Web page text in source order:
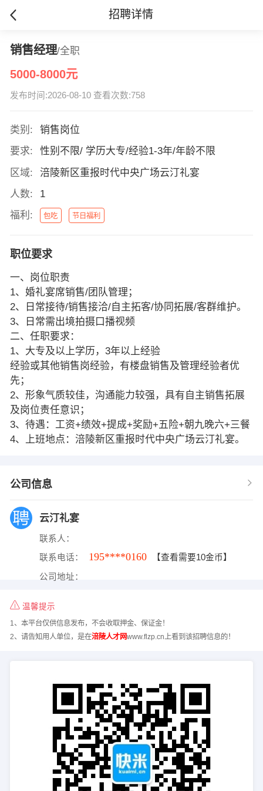
招聘详情
销售经理/全职
5000-8000元
发布时间:2026-08-10 查看次数:758
类别:
销售岗位
要求:
性别不限/ 学历大专/经验1-3年/年龄不限
区域:
涪陵新区重报时代中央广场云汀礼宴
人数:
1
福利:
包吃 节日福利
职位要求
一、岗位职责
1、婚礼宴席销售/团队管理；
2、日常接待/销售接洽/自主拓客/协同拓展/客群维护。
3、日常需出境拍摄口播视频
二、任职要求：
1、大专及以上学历，3年以上经验
经验或其他销售岗经验，有楼盘销售及管理经验者优
先；
2、形象气质较佳，沟通能力较强，具有自主销售拓展
及岗位责任意识；
3、待遇：工资+绩效+提成+奖励+五险+朝九晚六+三餐
4、上班地点：涪陵新区重报时代中央广场云汀礼宴。
公司信息
云汀礼宴
联系人：
联系电话： 195****0160 【查看需要10金币】
公司地址：
温馨提示
1、本平台仅供信息发布，不会收取押金、保证金！
2、请告知用人单位，是在涪陵人才网www.flzp.cn上看到该招聘信息的！